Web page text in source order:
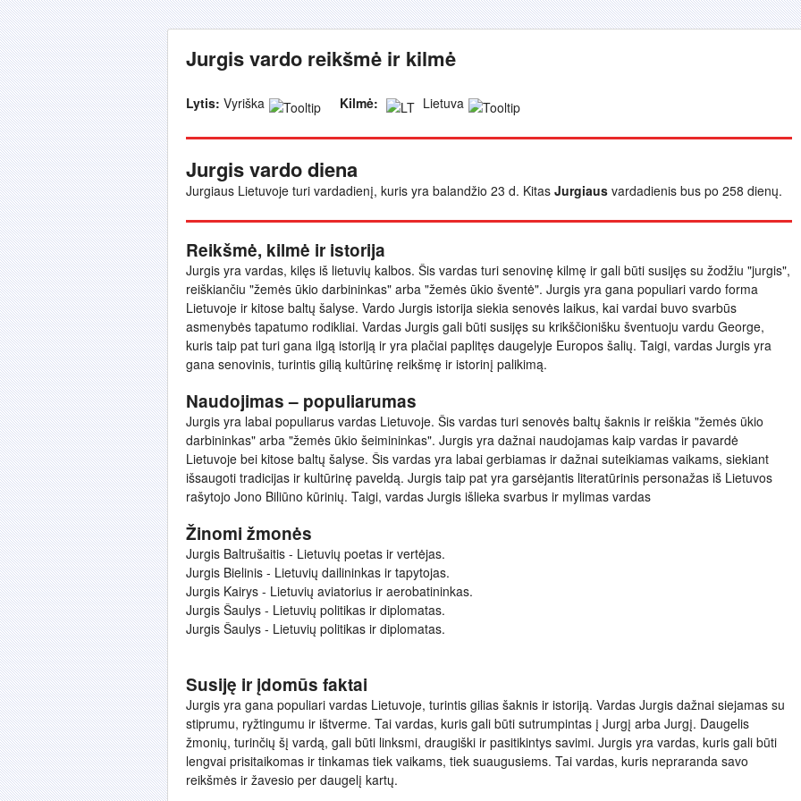
Jurgis vardo reikšmė ir kilmė
Lytis: Vyriška Kilmė: Lietuva
Jurgis vardo diena
Jurgiaus Lietuvoje turi vardadienį, kuris yra balandžio 23 d. Kitas Jurgiaus vardadienis bus po 258 dienų.
Reikšmė, kilmė ir istorija
Jurgis yra vardas, kilęs iš lietuvių kalbos. Šis vardas turi senovinę kilmę ir gali būti susijęs su žodžiu "jurgis",
reiškiančiu "žemės ūkio darbininkas" arba "žemės ūkio šventė". Jurgis yra gana populiari vardo forma
Lietuvoje ir kitose baltų šalyse. Vardo Jurgis istorija siekia senovės laikus, kai vardai buvo svarbūs
asmenybės tapatumo rodikliai. Vardas Jurgis gali būti susijęs su krikščionišku šventuoju vardu George,
kuris taip pat turi gana ilgą istoriją ir yra plačiai paplitęs daugelyje Europos šalių. Taigi, vardas Jurgis yra
gana senovinis, turintis gilią kultūrinę reikšmę ir istorinį palikimą.
Naudojimas – populiarumas
Jurgis yra labai populiarus vardas Lietuvoje. Šis vardas turi senovės baltų šaknis ir reiškia "žemės ūkio
darbininkas" arba "žemės ūkio šeimininkas". Jurgis yra dažnai naudojamas kaip vardas ir pavardė
Lietuvoje bei kitose baltų šalyse. Šis vardas yra labai gerbiamas ir dažnai suteikiamas vaikams, siekiant
išsaugoti tradicijas ir kultūrinę paveldą. Jurgis taip pat yra garsėjantis literatūrinis personažas iš Lietuvos
rašytojo Jono Biliūno kūrinių. Taigi, vardas Jurgis išlieka svarbus ir mylimas vardas
Žinomi žmonės
Jurgis Baltrušaitis - Lietuvių poetas ir vertėjas.
Jurgis Bielinis - Lietuvių dailininkas ir tapytojas.
Jurgis Kairys - Lietuvių aviatorius ir aerobatininkas.
Jurgis Šaulys - Lietuvių politikas ir diplomatas.
Jurgis Šaulys - Lietuvių politikas ir diplomatas.
Susiję ir įdomūs faktai
Jurgis yra gana populiari vardas Lietuvoje, turintis gilias šaknis ir istoriją. Vardas Jurgis dažnai siejamas su
stiprumu, ryžtingumu ir ištverme. Tai vardas, kuris gali būti sutrumpintas į Jurgį arba Jurgį. Daugelis
žmonių, turinčių šį vardą, gali būti linksmi, draugiški ir pasitikintys savimi. Jurgis yra vardas, kuris gali būti
lengvai prisitaikomas ir tinkamas tiek vaikams, tiek suaugusiems. Tai vardas, kuris nepraranda savo
reikšmės ir žavesio per daugelį kartų.